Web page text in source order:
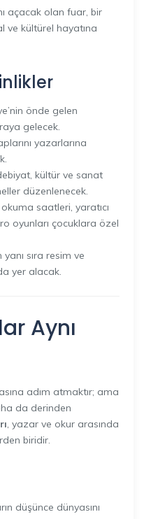
açacak olan fuar, bir
ve kültürel hayatına
önde gelen
gelecek.
yazarlarına
kültür ve sanat
düzenlenecek.
saatleri, yaratıcı
oyunları çocuklara özel
yanı sıra resim ve
yer alacak.
Aynı
adım atmaktır; ama
da derinden
, yazar ve okur arasında
biridir.
düşünce dünyasını